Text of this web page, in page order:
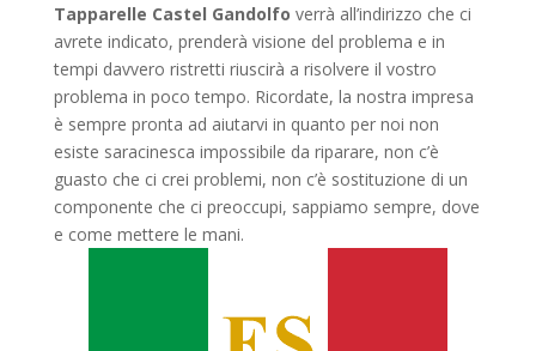
Tapparelle Castel Gandolfo verrà all’indirizzo che ci
avrete indicato, prenderà visione del problema e in
tempi davvero ristretti riuscirà a risolvere il vostro
problema in poco tempo. Ricordate, la nostra impresa
è sempre pronta ad aiutarvi in quanto per noi non
esiste saracinesca impossibile da riparare, non c’è
guasto che ci crei problemi, non c’è sostituzione di un
componente che ci preoccupi, sappiamo sempre, dove
e come mettere le mani.